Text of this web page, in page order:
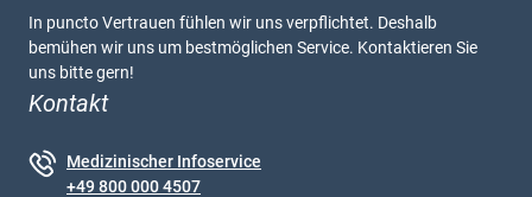
In puncto Vertrauen fühlen wir uns verpflichtet. Deshalb
bemühen wir uns um bestmöglichen Service. Kontaktieren Sie
uns bitte gern!
Kontakt
Medizinischer Infoservice
+49 800 000 4507